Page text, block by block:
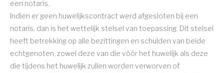
een notaris.
Indien er geen huwelijkscontract werd afgesloten bij een
notaris, dan is het wettelijk stelsel van toepassing. Dit stelsel
heeft betrekking op alle bezittingen en schulden van beide
echtgenoten, zowel deze van die vóór het huwelijk als deze
die tijdens het huwelijk zullen worden verworven of